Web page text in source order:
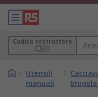
Codice costruttore
/ Utensili
manuali
/